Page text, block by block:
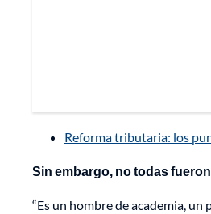
Reforma tributaria: los
Sin embargo, no todas
“Es un hombre de academia,